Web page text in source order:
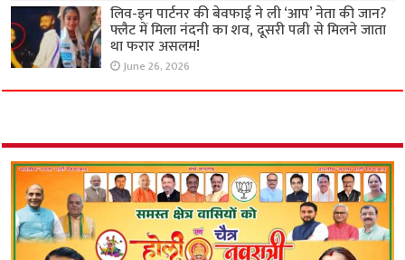
लिव-इन पार्टनर की बेवफाई ने ली ‘आप’ नेता की जान?
फ्लैट में मिला नंदनी का शव, दूसरी पत्नी से मिलने जाता
था फरार असलम!
June 26, 2026